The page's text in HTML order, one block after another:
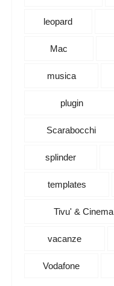
leopard
Mac
musica
plugin
Scarabocchi
splinder
templates
Tivu' & Cinema
vacanze
Vodafone